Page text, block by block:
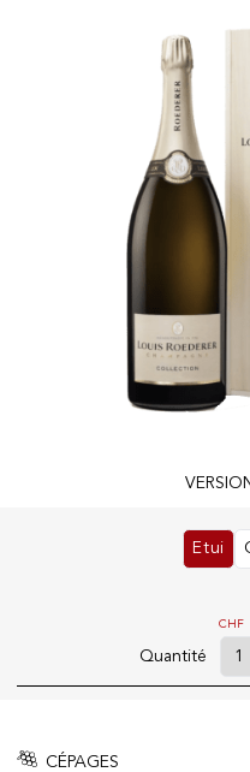
100% DES
Route
Etui
CHF
Quantité
CÉPAGES